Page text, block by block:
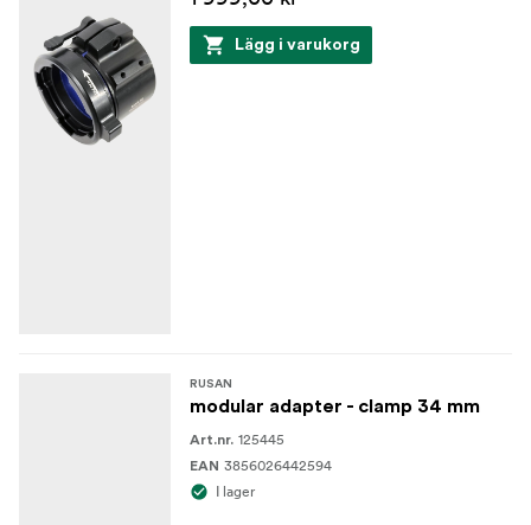
Lägg i varukorg
RUSAN
modular adapter - clamp 34 mm
Art.nr. 125445
EAN 3856026442594
I lager